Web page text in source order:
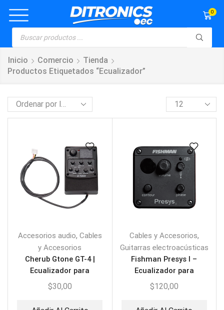
0
Inicio Comercio
Tienda
Productos Etiquetados “ecualizador”
Accesorios audio, Cables
y Accesorios
Cherub Gtone GT-4 |
Ecualizador para
Guitarra con Afinador
$30,00
Cables y Accesorios,
Guitarras electroacústicas
Fishman Presys I –
Ecualizador para
Guitarra
$120,00